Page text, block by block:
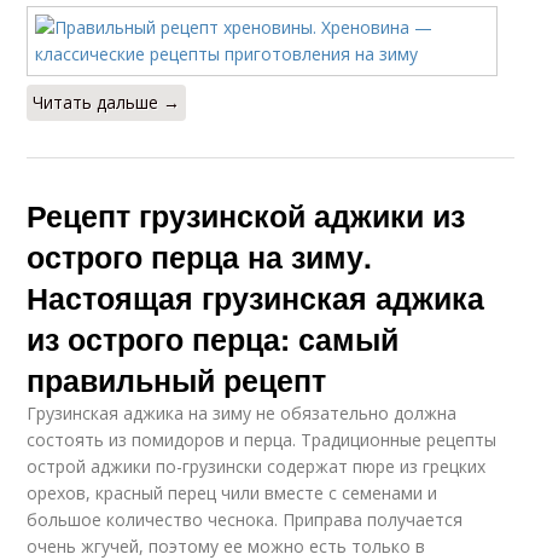
Читать дальше →
Рецепт грузинской аджики из
острого перца на зиму.
Настоящая грузинская аджика
из острого перца: самый
правильный рецепт
Грузинская аджика на зиму не обязательно должна
состоять из помидоров и перца. Традиционные рецепты
острой аджики по-грузински содержат пюре из грецких
орехов, красный перец чили вместе с семенами и
большое количество чеснока. Приправа получается
очень жгучей, поэтому ее можно есть только в